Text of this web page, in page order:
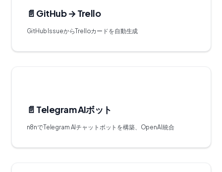
📄️ GitHub → Trello
GitHub IssueからTrelloカードを自動生成
📄️ Telegram AIボット
n8nでTelegram AIチャットボットを構築、OpenAI統合